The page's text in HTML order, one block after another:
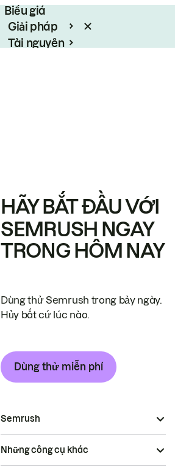
Biểu giá
Giải pháp
Tài nguyên
HÃY BẮT ĐẦU VỚI
SEMRUSH NGAY
TRONG HÔM NAY
Dùng thử Semrush trong bảy ngày.
Hủy bất cứ lúc nào.
Dùng thử miễn phí
Semrush
Những công cụ khác